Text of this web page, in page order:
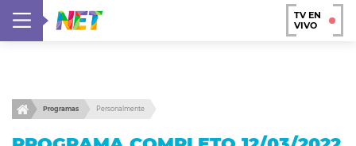
TV EN
VIVO
Programas Personalmente